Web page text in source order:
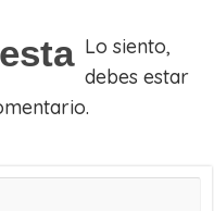
Lo siento,
debes estar